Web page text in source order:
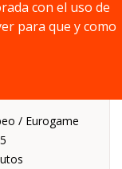
/ Eurogame
con el uso de
para que y como